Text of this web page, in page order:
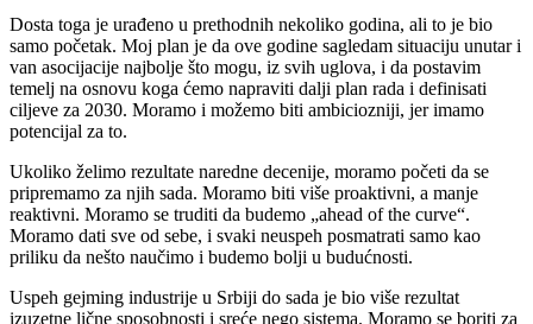
Dosta toga je urađeno u prethodnih nekoliko godina, ali to je bio
samo početak. Moj plan je da ove godine sagledam situaciju unutar i
van asocijacije najbolje što mogu, iz svih uglova, i da postavim
temelj na osnovu koga ćemo napraviti dalji plan rada i definisati
ciljeve za 2030. Moramo i možemo biti ambiciozniji, jer imamo
potencijal za to.
Ukoliko želimo rezultate naredne decenije, moramo početi da se
pripremamo za njih sada. Moramo biti više proaktivni, a manje
reaktivni. Moramo se truditi da budemo „ahead of the curve“.
Moramo dati sve od sebe, i svaki neuspeh posmatrati samo kao
priliku da nešto naučimo i budemo bolji u budućnosti.
Uspeh gejming industrije u Srbiji do sada je bio više rezultat
izuzetne lične sposobnosti i sreće nego sistema. Moramo se boriti za